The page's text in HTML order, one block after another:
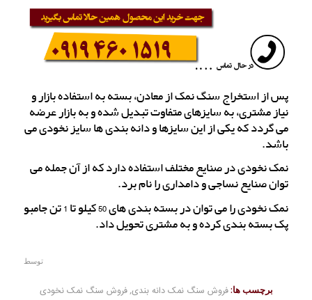
پس از استخراج سنگ نمک از معادن، بسته به استفاده بازار و
نیاز مشتری، به سایزهای متفاوت تبدیل شده و به بازار عرضه
می گردد که یکی از این سایزها و دانه بندی ها سایز نخودی می
باشد.
نمک نخودی در صنایع مختلف استفاده دارد که از آن جمله می
توان صنایع نساجی و دامداری را نام برد.
نمک نخودی را می توان در بسته بندی های 50 کیلو تا 1 تن جامبو
پک بسته بندی کرده و به مشتری تحویل داد.
توسط
برچسب ها: فروش سنگ نمک دانه بندی,فروش سنگ نمک نخودی